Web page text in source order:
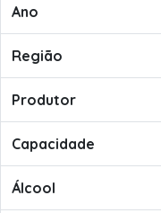
Ano
Região
Produtor
Capacidade
Álcool